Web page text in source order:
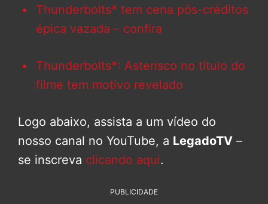
Thunderbolts* tem cena pós-créditos
épica vazada – confira
Thunderbolts*: Asterisco no título do
filme tem motivo revelado
Logo abaixo, assista a um vídeo do
nosso canal no YouTube, a LegadoTV –
se inscreva clicando aqui.
PUBLICIDADE